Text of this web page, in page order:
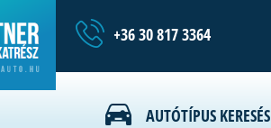
+36 30 817 3364
AUTÓTÍPUS KERESÉS